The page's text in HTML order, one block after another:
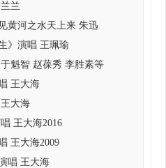
兰
黄河之水天上来 朱迅
》演唱 王珮瑜
魁智 赵葆秀 李胜素等
王大海
大海
王大海2016
王大海2009
唱 王大海